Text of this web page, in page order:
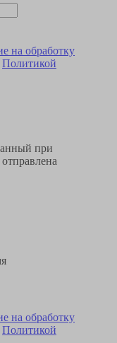
на обработку
Политикой
при
на обработку
Политикой